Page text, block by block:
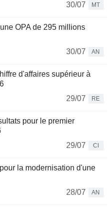
30/07
MT
OPA de 295 millions
30/07
AN
d'affaires supérieur à
29/07
RE
pour le premier
29/07
CI
la modernisation d'une
28/07
AN